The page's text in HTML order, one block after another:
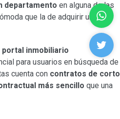
departamento en alguna de las
que la de adquirir una
portal inmobiliario
para usuarios en búsqueda de
cuenta con contratos de corto
más sencillo que una